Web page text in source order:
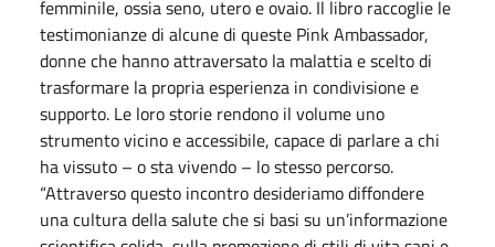
femminile, ossia seno, utero e ovaio. Il libro raccoglie le
testimonianze di alcune di queste Pink Ambassador,
donne che hanno attraversato la malattia e scelto di
trasformare la propria esperienza in condivisione e
supporto. Le loro storie rendono il volume uno
strumento vicino e accessibile, capace di parlare a chi
ha vissuto – o sta vivendo – lo stesso percorso.
“Attraverso questo incontro desideriamo diffondere
una cultura della salute che si basi su un’informazione